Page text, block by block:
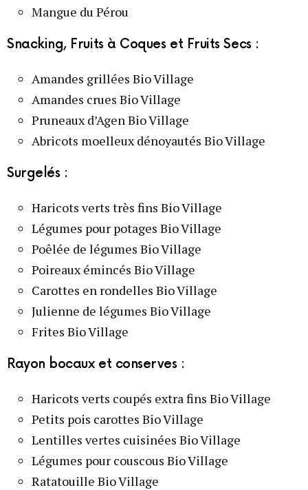
Mangue du Pérou
Snacking, Fruits à Coques et Fruits Secs :
Amandes grillées Bio Village
Amandes crues Bio Village
Pruneaux d’Agen Bio Village
Abricots moelleux dénoyautés Bio Village
Surgelés :
Haricots verts très fins Bio Village
Légumes pour potages Bio Village
Poêlée de légumes Bio Village
Poireaux émincés Bio Village
Carottes en rondelles Bio Village
Julienne de légumes Bio Village
Frites Bio Village
Rayon bocaux et conserves :
Haricots verts coupés extra fins Bio Village
Petits pois carottes Bio Village
Lentilles vertes cuisinées Bio Village
Légumes pour couscous Bio Village
Ratatouille Bio Village